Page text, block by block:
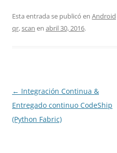
Esta entrada se publicó en Android
qr,scan en abril 30, 2016.
Navegación
de
entradas
← Integración Continua &
Entregado continuo CodeShip
(Python Fabric)